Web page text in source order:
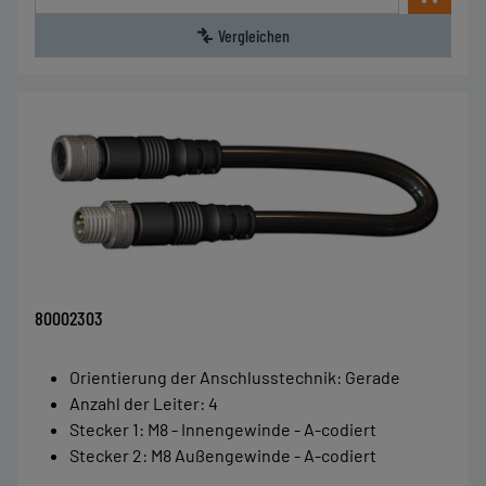
Vergleichen
80002303
Orientierung der Anschlusstechnik: Gerade
Anzahl der Leiter: 4
Stecker 1 : M8 - Innengewinde - A-codiert
Stecker 2: M8 Außengewinde - A-codiert